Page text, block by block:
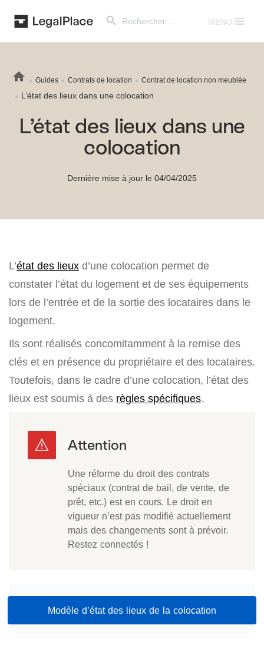
for:
MENU
Guides Contrats de location Contrat de location non meublée
L’état des lieux dans une colocation
L’état des lieux dans une
colocation
Dernière mise à jour le 04/04/2025
L’état des lieux d’une colocation permet de
constater l’état du logement et de ses équipements
lors de l’entrée et de la sortie des locataires dans le
logement.
Ils sont réalisés concomitamment à la remise des
clés et en présence du propriétaire et des locataires.
Toutefois, dans le cadre d’une colocation, l’état des
lieux est soumis à des règles spécifiques.
Une réforme du droit des contrats
spéciaux (contrat de bail, de vente, de
prêt, etc.) est en cours. Le droit en
vigueur n’est pas modifié actuellement
mais des changements sont à prévoir.
Restez connectés !
Modèle d’état des lieux de la colocation